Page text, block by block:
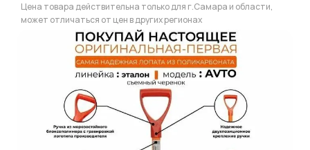
Цена товара действительна только для г.Самара и области,
может отличаться от цен в других регионах